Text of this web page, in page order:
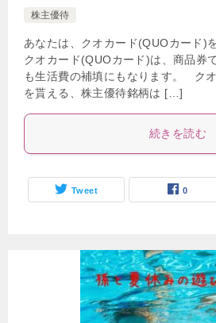
株主優待
あなたは、クオカード(QUOカード)
クオカード(QUOカード)は、商品券
も生活費の補填にもなります。 ク
を貰える、株主優待銘柄は […]
続きを読む
Tweet 0